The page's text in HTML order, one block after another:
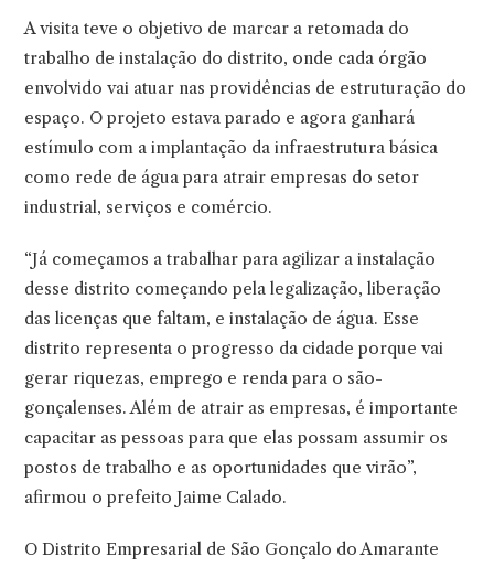
A visita teve o objetivo de marcar a retomada do
trabalho de instalação do distrito, onde cada órgão
envolvido vai atuar nas providências de estruturação do
espaço. O projeto estava parado e agora ganhará
estímulo com a implantação da infraestrutura básica
como rede de água para atrair empresas do setor
industrial, serviços e comércio.
“Já começamos a trabalhar para agilizar a instalação
desse distrito começando pela legalização, liberação
das licenças que faltam, e instalação de água. Esse
distrito representa o progresso da cidade porque vai
gerar riquezas, emprego e renda para o são-
gonçalenses. Além de atrair as empresas, é importante
capacitar as pessoas para que elas possam assumir os
postos de trabalho e as oportunidades que virão”,
afirmou o prefeito Jaime Calado.
O Distrito Empresarial de São Gonçalo do Amarante